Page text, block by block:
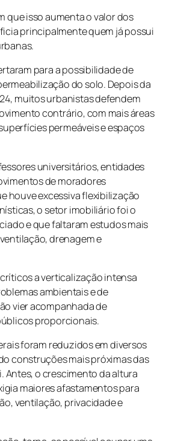
que isso aumenta o valor dos
principalmente quem já possui
para a possibilidade de
do solo. Depois da
muitos urbanistas defendem
contrário, com mais áreas
permeáveis e espaços
universitários, entidades
de moradores
houve excessiva flexibilização
o setor imobiliário foi o
e que faltaram estudos mais
drenagem e
a verticalização intensa
ambientais e de
vier acompanhada de
proporcionais.
foram reduzidos em diversos
construções mais próximas das
Antes, o crescimento da altura
maiores afastamentos para
ventilação, privacidade e